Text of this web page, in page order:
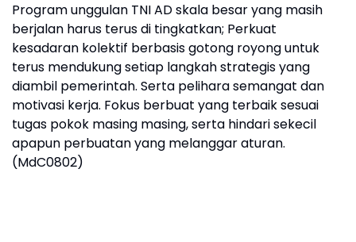
Program unggulan TNI AD skala besar yang masih
berjalan harus terus di tingkatkan; Perkuat
kesadaran kolektif berbasis gotong royong untuk
terus mendukung setiap langkah strategis yang
diambil pemerintah. Serta pelihara semangat dan
motivasi kerja. Fokus berbuat yang terbaik sesuai
tugas pokok masing masing, serta hindari sekecil
apapun perbuatan yang melanggar aturan.
(MdC0802)